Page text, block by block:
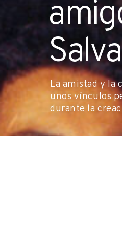
La amistad y la
unos vínculos
durante la